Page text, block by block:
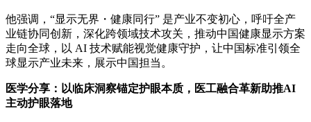
他强调，“显示无界・健康同行” 是产业不变初心，呼吁全产
业链协同创新，深化跨领域技术攻关，推动中国健康显示方案
走向全球，以 AI 技术赋能视觉健康守护，让中国标准引领全
球显示产业未来，展示中国担当。
医学分享：以临床洞察锚定护眼本质，医工融合革新助推AI
主动护眼落地